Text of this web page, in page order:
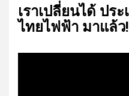
เรา​เปลี่ยน​ได้​ ปร
ไทย​ไฟฟ้า​ มาแล้ว